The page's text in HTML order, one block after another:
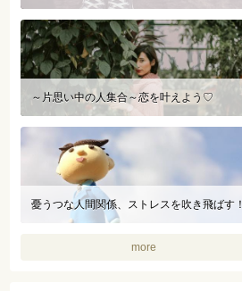
～片思い中の人集合～恋を叶えよう♡
憂うつな人間関係、ストレスを吹き飛ばす！
more